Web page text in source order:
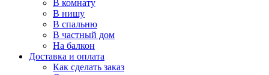
В комнату
В нишу
В спальню
В частный дом
На балкон
Доставка и оплата
Как сделать заказ